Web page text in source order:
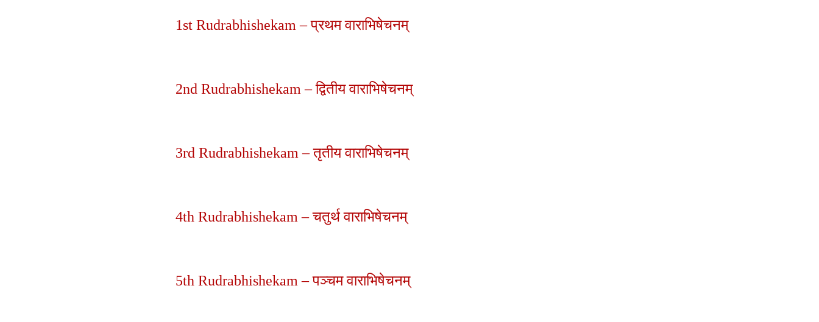
1st Rudrabhishekam – प्रथम वाराभिषेचनम्
2nd Rudrabhishekam – द्वितीय वाराभिषेचनम्
3rd Rudrabhishekam – तृतीय वाराभिषेचनम्
4th Rudrabhishekam – चतुर्थ वाराभिषेचनम्
5th Rudrabhishekam – पञ्चम वाराभिषेचनम्